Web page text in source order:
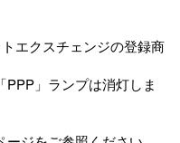
エクスチェンジの登録商
PPP」ランプは消灯しま